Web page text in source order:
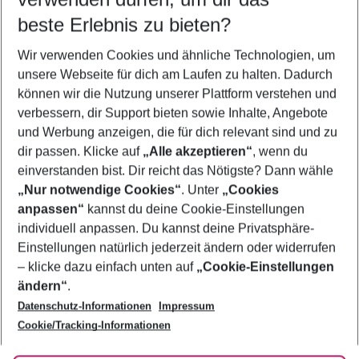
5-8 Nächte
2 Erwachsene Keine Kinder
Mehr Filter anzeigen
Footer
Footer navigation
Über uns
AGB
Bestpreisgarantie
Cookie-Einstellungen ändern
Cookie-Richtlinie
Agenturbetreuung
Barrierefreies Reisen
Folge uns
beste Erlebnis zu bieten?
Wir verwenden Cookies und ähnliche Technologien, um
unsere Webseite für dich am Laufen zu halten. Dadurch
können wir die Nutzung unserer Plattform verstehen und
verbessern, dir Support bieten sowie Inhalte, Angebote
und Werbung anzeigen, die für dich relevant sind und zu
dir passen. Klicke auf „Alle akzeptieren“, wenn du
einverstanden bist. Dir reicht das Nötigste? Dann wähle
„Nur notwendige Cookies“. Unter „Cookies
anpassen“ kannst du deine Cookie-Einstellungen
individuell anpassen. Du kannst deine Privatsphäre-
Einstellungen natürlich jederzeit ändern oder widerrufen
– klicke dazu einfach unten auf „Cookie-Einstellungen
ändern“.
Datenschutz-Informationen
Impressum
Cookie/Tracking-Informationen